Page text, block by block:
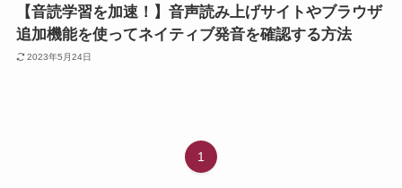
【音読学習を加速！】音声読み上げサイトやブラウザ
追加機能を使ってネイティブ発音を確認する方法
2023年5月24日
1